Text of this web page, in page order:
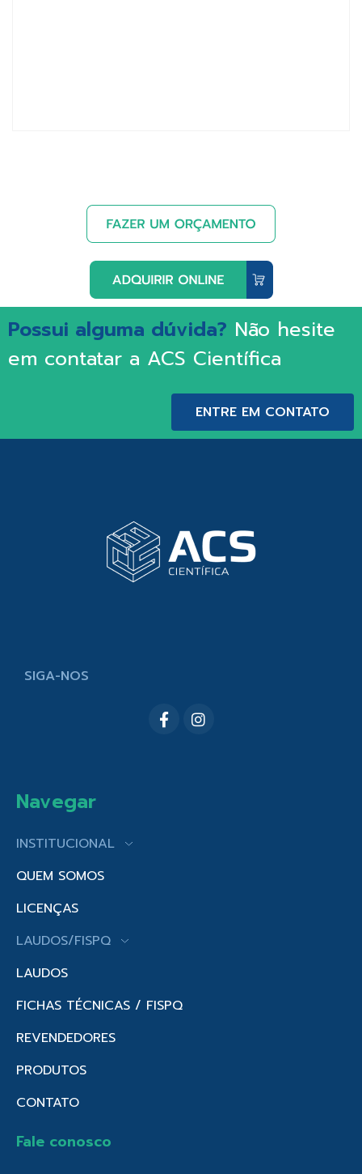
Possui alguma dúvida? Não hesite
em contatar a ACS Científica
ENTRE EM CONTATO
SIGA-NOS
Navegar
INSTITUCIONAL
QUEM SOMOS
LICENÇAS
LAUDOS/FISPQ
LAUDOS
FICHAS TÉCNICAS / FISPQ
REVENDEDORES
PRODUTOS
CONTATO
Fale conosco